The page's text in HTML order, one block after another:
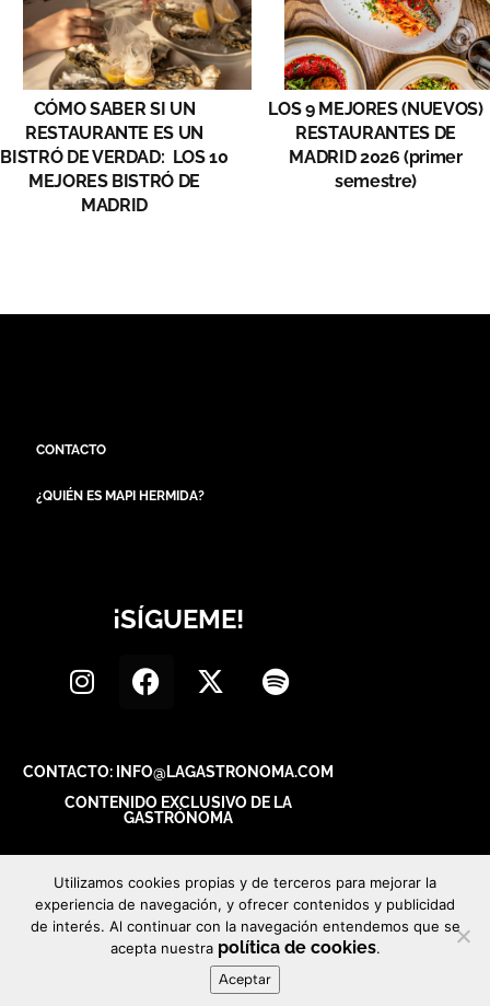
CÓMO SABER SI UN
RESTAURANTE ES UN
BISTRÓ DE VERDAD: LOS 10
MEJORES BISTRÓ DE
MADRID
LOS 9 MEJORES (NUEVOS)
RESTAURANTES DE
MADRID 2026 (primer
semestre)
CONTACTO
¿QUIÉN ES MAPI HERMIDA?
¡SÍGUEME!
CONTACTO: INFO@LAGASTRONOMA.COM
CONTENIDO EXCLUSIVO DE LA
GASTRÓNOMA
Utilizamos cookies propias y de terceros para mejorar la
experiencia de navegación, y ofrecer contenidos y publicidad
de interés. Al continuar con la navegación entendemos que se
acepta nuestra política de cookies.
Aceptar